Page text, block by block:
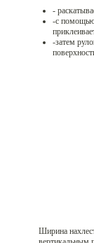
-
-с помощью
-затем
Ширина